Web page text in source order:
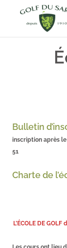
Bulletin
inscription après le
51
Charte de
L’ÉCOLE DE GOLF